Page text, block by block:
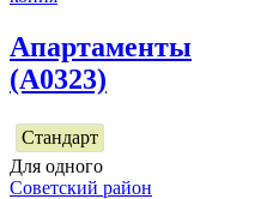
Апартаменты
(А0323)
Стандарт
Для одного
Советский район